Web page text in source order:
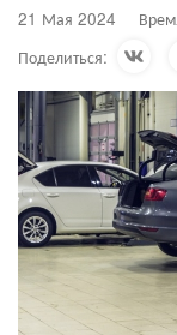
21 Мая 2024
Поделиться: